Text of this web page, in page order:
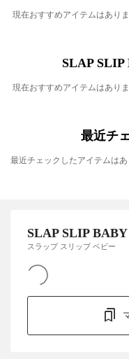
現在おすすめアイテムはありま
SLAP
現在おすすめアイテムはありま
最近チ
最近チェックしたアイテムはあ
SLAP SLIP BABY
スラップ スリップ ベビー